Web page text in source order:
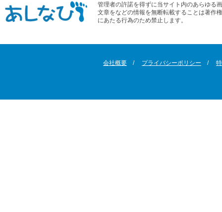
管理者の許諾を得ずに当サイト内のあらゆる
文章をなどの情報を無断転載することは著作
にあたる行為のため禁止します。
会社概要 プライバシーポリシー